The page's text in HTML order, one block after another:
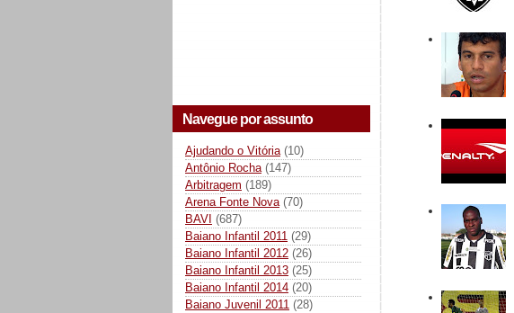
Navegue por assunto
Ajudando o Vitória (10)
Antônio Rocha (147)
Arbitragem (189)
Arena Fonte Nova (70)
BAVI (687)
Baiano Infantil 2011 (29)
Baiano Infantil 2012 (26)
Baiano Infantil 2013 (25)
Baiano Infantil 2014 (20)
Baiano Juvenil 2011 (28)